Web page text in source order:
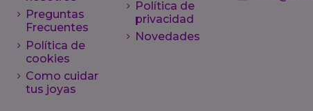
Preguntas
Frecuentes
Política de
cookies
Como cuidar
tus joyas
Política de
privacidad
Novedades